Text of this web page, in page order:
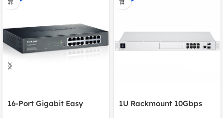
16-Port Gigabit Easy
1U Rackmount 10Gbps